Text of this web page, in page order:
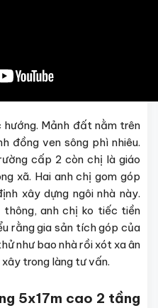
Mảnh đất nằm trên
đồng ven sông phì nhiêu.
cấp 2 còn chị là giáo
xã. Hai anh chị gom góp
xây dựng ngôi nhà này.
thông, anh chị ko tiếc tiền
rằng gia sản tích góp của
như bao nhà rồi xót xa ân
trong làng tư vấn.
5x17m cao 2 tầng